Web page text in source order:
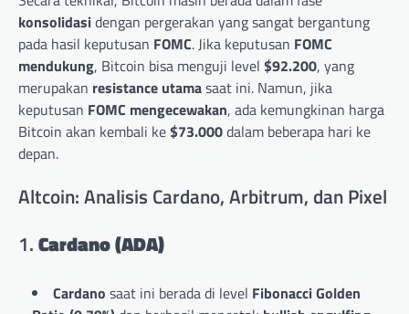
konsolidasidengan pergerakan yang sangat bergantung
pada hasil keputusan FOMC. Jika keputusan FOMC
mendukung, Bitcoin bisa menguji level $92.200, yang
merupakan resistance utamasaat ini. Namun, jika
keputusan FOMC mengecewakan, ada kemungkinan harga
Bitcoin akan kembali ke$73.000dalam beberapa hari ke
depan.
Altcoin: Analisis Cardano, Arbitrum, dan Pixel
1.Cardano (ADA)
Cardano saat ini berada di level Fibonacci Golden